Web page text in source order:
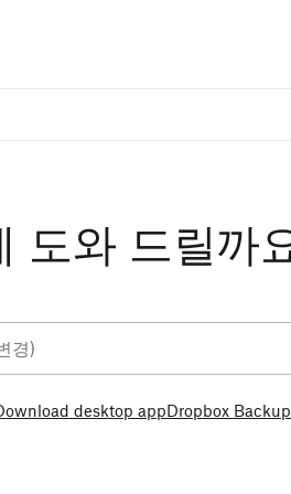
도와 드릴까
desktop appDropbox Backup